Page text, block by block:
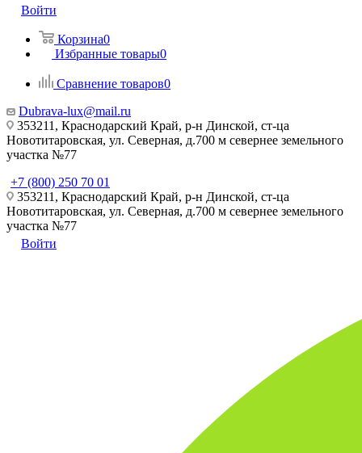
Войти
Корзина0
Избранные товары0
Сравнение товаров0
Dubrava-lux@mail.ru
353211, Краснодарский Край, р-н Динской, ст-ца
Новотитаровская, ул. Северная, д.700 м севернее земельного
участка №77
+7 (800) 250 70 01
353211, Краснодарский Край, р-н Динской, ст-ца
Новотитаровская, ул. Северная, д.700 м севернее земельного
участка №77
Войти